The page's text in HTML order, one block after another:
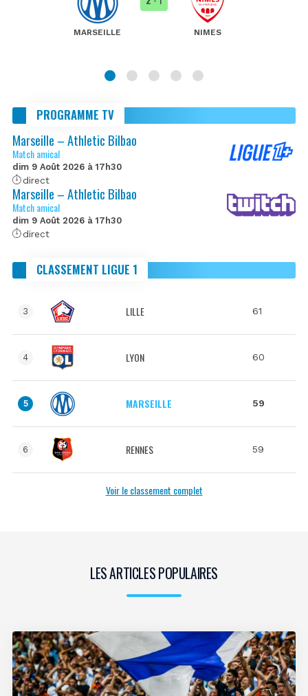
MARSEILLE NIMES
PROGRAMME TV
Marseille – Athletic Bilbao
Match amical
dim 9 Août 2026 à 17h30
direct
Marseille – Athletic Bilbao
Match amical
dim 9 Août 2026 à 17h30
direct
CLASSEMENT LIGUE 1
3 LILLE 61
4 LYON 60
5 MARSEILLE 59
6 RENNES 59
Voir le classement complet
LES ARTICLES POPULAIRES